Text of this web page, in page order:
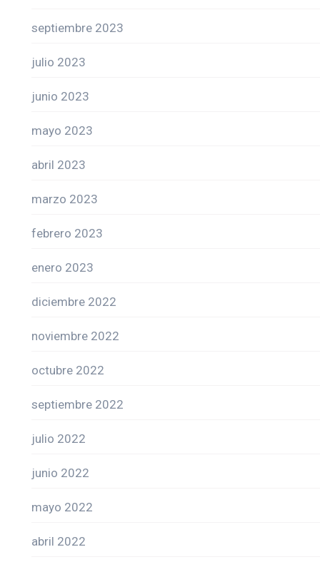
septiembre 2023
julio 2023
junio 2023
mayo 2023
abril 2023
marzo 2023
febrero 2023
enero 2023
diciembre 2022
noviembre 2022
octubre 2022
septiembre 2022
julio 2022
junio 2022
mayo 2022
abril 2022